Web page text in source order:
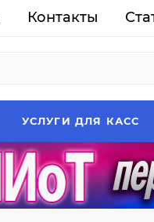
Контакты
УСЛУГИ ДЛЯ КАСС